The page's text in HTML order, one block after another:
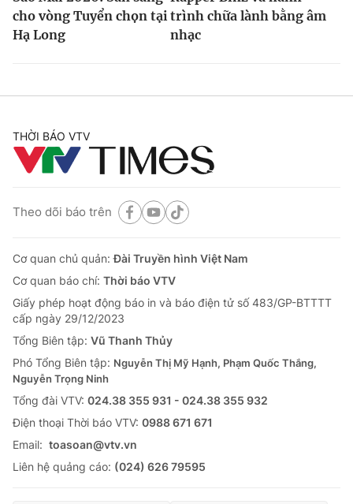
cho vòng Tuyển chọn tại
Hạ Long
trình chữa lành bằng âm
nhạc
THỜI BÁO VTV
Theo dõi báo trên
Cơ quan chủ quản:Đài Truyền hình Việt Nam
Cơ quan báo chí: Thời báo VTV
Giấy phép hoạt động báo in và báo điện tử số 483/GP-BTTTT
cấp ngày 29/12/2023
Tổng Biên tập: Vũ Thanh Thủy
Phó Tổng Biên tập: Nguyễn Thị Mỹ Hạnh, Phạm Quốc Thắng,
Nguyễn Trọng Ninh
Tổng đài VTV: 024.38 355 931 - 024.38 355 932
Ðiện thoại Thời báo VTV: 0988 671 671
Email: toasoan@vtv.vn
Liên hệ quảng cáo: (024) 626 79595